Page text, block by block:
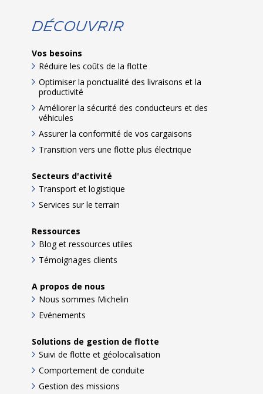
Découvrir
Vos besoins
Réduire les coûts de la flotte
Optimiser la ponctualité des livraisons et la
productivité
Améliorer la sécurité des conducteurs et des
véhicules
Assurer la conformité de vos cargaisons
Transition vers une flotte plus électrique
Secteurs d'activité
Transport et logistique
Services sur le terrain
Ressources
Blog et ressources utiles
Témoignages clients
A propos de nous
Nous sommes Michelin
Evénements
Solutions de gestion de flotte
Suivi de flotte et géolocalisation
Comportement de conduite
Gestion des missions